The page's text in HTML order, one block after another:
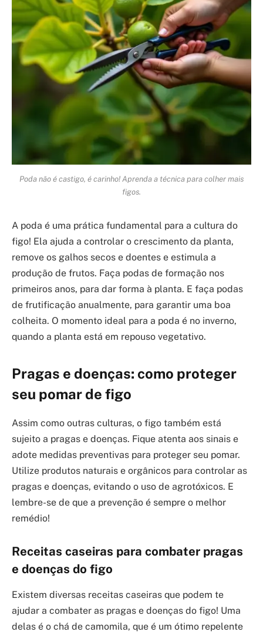
Poda não é castigo, é carinho! Aprenda a técnica para colher mais
figos.
A poda é uma prática fundamental para a cultura do
figo! Ela ajuda a controlar o crescimento da planta,
remove os galhos secos e doentes e estimula a
produção de frutos. Faça podas de formação nos
primeiros anos, para dar forma à planta. E faça podas
de frutificação anualmente, para garantir uma boa
colheita. O momento ideal para a poda é no inverno,
quando a planta está em repouso vegetativo.
Pragas e doenças: como proteger
seu pomar de figo
Assim como outras culturas, o figo também está
sujeito a pragas e doenças. Fique atenta aos sinais e
adote medidas preventivas para proteger seu pomar.
Utilize produtos naturais e orgânicos para controlar as
pragas e doenças, evitando o uso de agrotóxicos. E
lembre-se de que a prevenção é sempre o melhor
remédio!
Receitas caseiras para combater pragas
e doenças do figo
Existem diversas receitas caseiras que podem te
ajudar a combater as pragas e doenças do figo! Uma
delas é o chá de camomila, que é um ótimo repelente